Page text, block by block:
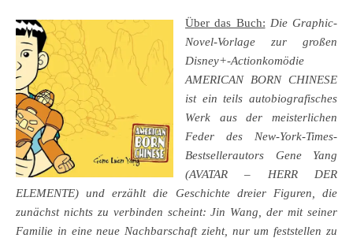
Über das Buch: Die Graphic-
Novel-Vorlage zur großen
Disney+-Actionkomödie
AMERICAN BORN CHINESE
ist ein teils autobiografisches
Werk aus der meisterlichen
Feder des New-York-Times-
Bestsellerautors Gene Yang
(AVATAR – HERR DER
ELEMENTE) und erzählt die Geschichte dreier Figuren, die
zunächst nichts zu verbinden scheint: Jin Wang, der mit seiner
Familie in eine neue Nachbarschaft zieht, nur um feststellen zu